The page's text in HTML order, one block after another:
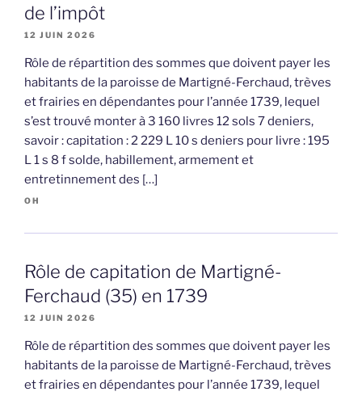
de l’impôt
12 JUIN 2026
Rôle de répartition des sommes que doivent payer les
habitants de la paroisse de Martigné-Ferchaud, trèves
et frairies en dépendantes pour l’année 1739, lequel
s’est trouvé monter à 3 160 livres 12 sols 7 deniers,
savoir : capitation : 2 229 L 10 s deniers pour livre : 195
L 1 s 8 f solde, habillement, armement et
entretinnement des […]
OH
Rôle de capitation de Martigné-
Ferchaud (35) en 1739
12 JUIN 2026
Rôle de répartition des sommes que doivent payer les
habitants de la paroisse de Martigné-Ferchaud, trèves
et frairies en dépendantes pour l’année 1739, lequel